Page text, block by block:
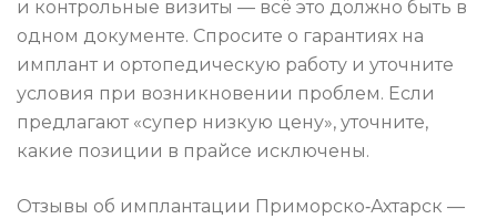
и контрольные визиты — всё это должно быть в
одном документе. Спросите о гарантиях на
имплант и ортопедическую работу и уточните
условия при возникновении проблем. Если
предлагают «супер низкую цену», уточните,
какие позиции в прайсе исключены.
Отзывы об имплантации Приморско‑Ахтарск —